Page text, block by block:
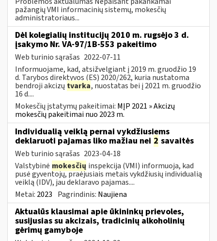
pažangių VMI informacinių sistemų, mokesčių
administratoriaus...
Dėl kolegialių institucijų 2010 m. rugsėjo 3 d.
įsakymo Nr. VA-97/1B-553 pakeitimo
Web turinio sąrašas 2022-07-11
Informuojame, kad, atsižvelgiant į 2019 m. gruodžio 19
d. Tarybos direktyvos (ES) 2020/262, kuria nustatoma
bendroji akcizų tvarka, nuostatas bei į 2021 m. gruodžio
16 d....
Mokesčių įstatymų pakeitimai: MĮP 2021 » Akcizų
mokesčių pakeitimai nuo 2023 m.
Individualią veiklą pernai vykdžiusiems
deklaruoti pajamas liko mažiau nei 2 savaitės
Web turinio sąrašas 2023-04-18
Valstybinė mokesčių inspekcija (VMI) informuoja, kad
pusė gyventojų, praėjusiais metais vykdžiusių individualią
veiklą (IDV), jau deklaravo pajamas....
Metai: 2023 Pagrindinis: Naujiena
Aktualūs klausimai apie ūkininkų prievoles,
susijusias su akcizais, tradicinių alkoholinių
gėrimų gamyboje